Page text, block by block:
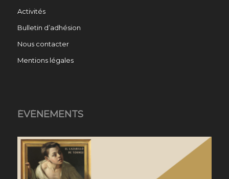
Activités
Bulletin d’adhésion
Nous contacter
Mentions légales
ÉVÉNEMENTS